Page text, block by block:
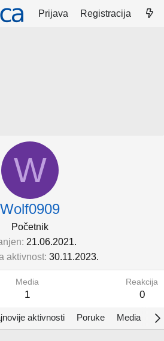
Prijava Registracija
W
Wolf0909
Početnik
21.06.2021.
aktivnost 30.11.2023.
Media
1
Reakcija
0
aktivnosti Poruke Media